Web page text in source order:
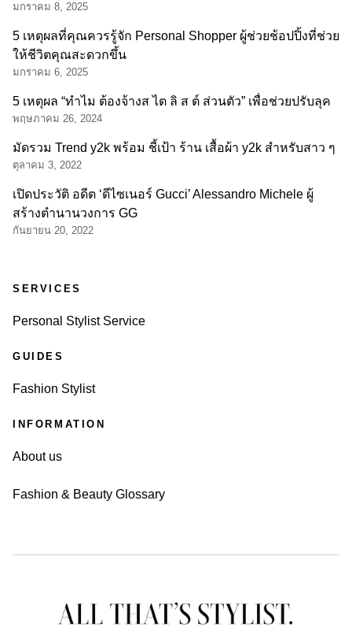
มกราคม 8, 2025
5 เหตุผลที่คุณควรรู้จัก Personal Shopper ผู้ช่วยช้อปปิ้งที่ช่วย
ให้ชีวิตคุณสะดวกขึ้น
มกราคม 6, 2025
5 เหตุผล “ทำไม ต้องจ้างส ไต ลิ ส ต์ ส่วนตัว” เพื่อช่วยปรับลุค
พฤษภาคม 26, 2024
มัดรวม Trend y2k พร้อม ชี้เป้า ร้าน เสื้อผ้า y2k สำหรับสาว ๆ
ตุลาคม 3, 2022
เปิดประวัติ อดีต ‘ดีไซเนอร์ Gucci’ Alessandro Michele ผู้
สร้างตำนานวงการ GG
กันยายน 20, 2022
SERVICES
Personal Stylist Service
GUIDES
Fashion Stylist
INFORMATION
About us
Fashion & Beauty Glossary